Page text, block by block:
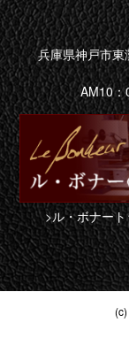
兵庫県神戸市
AM10：
>ル・ボナー